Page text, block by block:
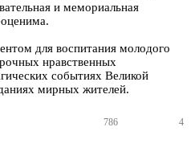
и мемориальная
для воспитания молодого
нравственных
событиях Великой
мирных жителей.
786 4